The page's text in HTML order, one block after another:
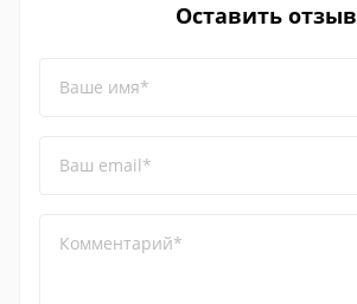
Оставить отзыв
Ваше имя*
Ваш email*
Комментарий*